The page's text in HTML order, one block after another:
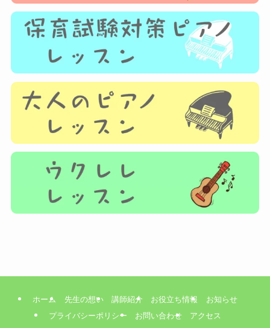
ホーム 先生の想い 講師紹介 お役立ち情報
お知らせ
プライバシーポリシー
お問い合わせ アクセス